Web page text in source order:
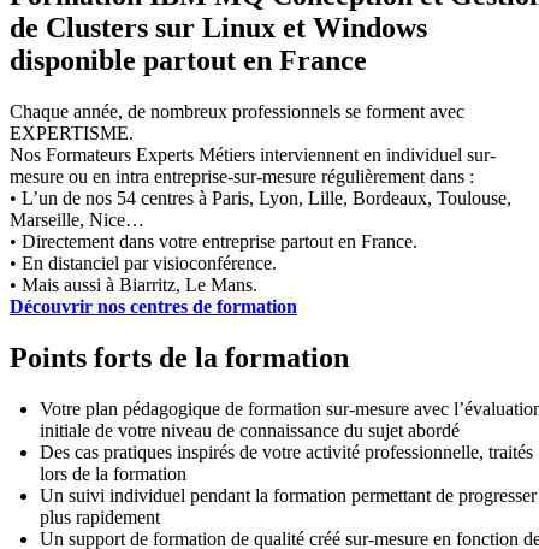
de Clusters sur Linux et Windows
disponible partout en France
Chaque année, de nombreux professionnels se forment avec
EXPERTISME.
Nos Formateurs Experts Métiers interviennent en individuel sur-
mesure ou en intra entreprise-sur-mesure régulièrement dans :
• L’un de nos 54 centres à Paris, Lyon, Lille, Bordeaux, Toulouse,
Marseille, Nice…
• Directement dans votre entreprise partout en France.
• En distanciel par visioconférence.
• Mais aussi à Biarritz, Le Mans.
Découvrir nos centres de formation
Points forts de la formation
Votre plan pédagogique de formation sur-mesure avec
initiale de votre niveau de connaissance du sujet abordé
Des cas pratiques inspirés de votre activité professionnelle, traités
lors de la formation
Un suivi individuel pendant la formation permettant de progresser
plus rapidement
Un support de formation de qualité créé sur-mesure en fonction